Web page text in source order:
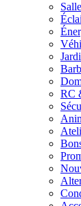
RC